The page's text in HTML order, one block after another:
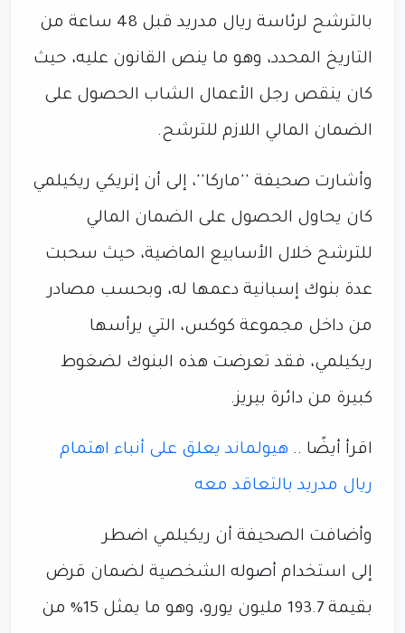
بالترشح لرئاسة ريال مدريد قبل 48 ساعة من
التاريخ المحدد، وهو ما ينص القانون عليه، حيث
كان ينقص رجل الأعمال الشاب الحصول على
الضمان المالي اللازم للترشح.
وأشارت صحيفة ''ماركا''، إلى أن إنريكي ريكيلمي
كان يحاول الحصول على الضمان المالي
للترشح خلال الأسابيع الماضية، حيث سحبت
عدة بنوك إسبانية دعمها له، وبحسب مصادر
من داخل مجموعة كوكس، التي يرأسها
ريكيلمي، فقد تعرضت هذه البنوك لضغوط
كبيرة من دائرة بيريز.
اقرأ أيضًا .. هيولماند يعلق على أنباء اهتمام
ريال مدريد بالتعاقد معه
وأضافت الصحيفة أن ريكيلمي اضطر
إلى استخدام أصوله الشخصية لضمان قرض
بقيمة 193.7 مليون يورو، وهو ما يمثل 15% من